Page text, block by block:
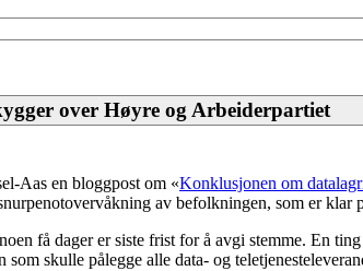
over Høyre og Arbeiderpartiet
Aas en bloggpost om «Konklusjonen om
av befolkningen, som er
få dager er siste frist for å avgi stemme. En
skulle pålegge alle data- og